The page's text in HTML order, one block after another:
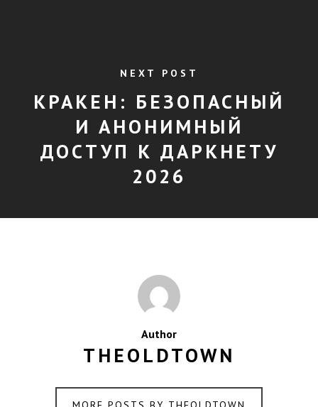
NEXT POST
КРАКЕН: БЕЗОПАСНЫЙ
И АНОНИМНЫЙ
ДОСТУП К ДАРКНЕТУ
2026
Author
THEOLDTOWN